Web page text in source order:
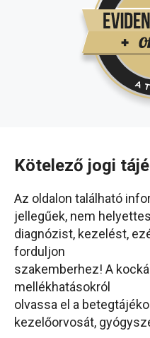
Kötelező jogi
Az oldalon található
jellegűek, nem
diagnózist, kezelést,
forduljon
szakemberhez! A
mellékhatásokról
olvassa el a
kezelőorvosát,